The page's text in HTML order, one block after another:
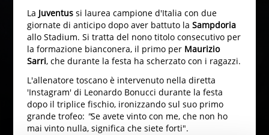
La Juventus si laurea campione d'Italia con due
giornate di anticipo dopo aver battuto la Sampdoria
allo Stadium. Si tratta del nono titolo consecutivo per
la formazione bianconera, il primo per Maurizio
Sarri, che durante la festa ha scherzato con i ragazzi.
L'allenatore toscano è intervenuto nella diretta
'Instagram' di Leonardo Bonucci durante la festa
dopo il triplice fischio, ironizzando sul suo primo
grande trofeo: "Se avete vinto con me, che non ho
mai vinto nulla, significa che siete forti".